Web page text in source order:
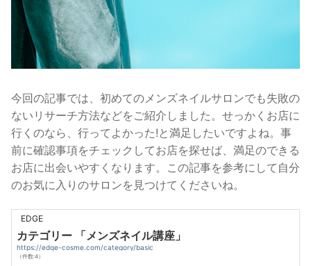
今回の記事では、初めてのメンズネイルサロンでも失敗の
ないリサーチ方法などをご紹介しました。せっかくお店に
行くのなら、行ってよかった!と満足したいですよね。事
前に確認事項をチェックしてお店を探せば、満足のできる
お店に出会いやすくなります。この記事を参考にして自分
のお気に入りのサロンを見つけてくださいね。
EDGE
カテゴリー 「メンズネイル講座」
https://edge-cosme.com/category/basic
（件数:4）